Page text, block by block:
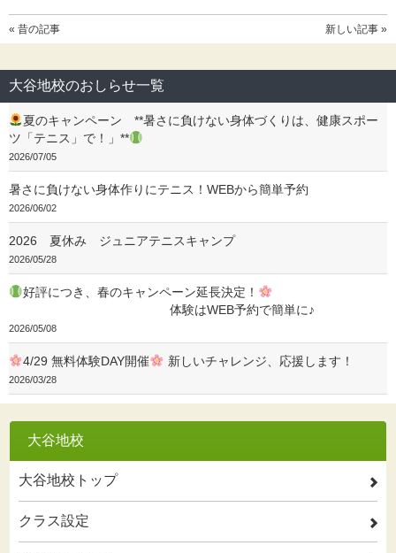
« 昔の記事 新しい記事 »
大谷地校のおしらせ一覧
夏のキャンペーン **暑さに負けない身体づくりは、健康スポー
ツ「テニス」で！」**
2026/07/05
暑さに負けない身体作りにテニス！WEBから簡単予約
2026/06/02
2026 夏休み ジュニアテニスキャンプ
2026/05/28
好評につき、春のキャンペーン延長決定！
体験はWEB予約で簡単に♪
2026/05/08
4/29 無料体験DAY開催 新しいチャレンジ、応援します！
2026/03/28
大谷地校
大谷地校トップ 2
クラス設定 2